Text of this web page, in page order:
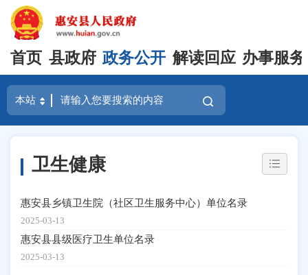
首页 县政府 政务公开 解读回应 办事服务
卫生健康
惠安县乡镇卫生院（社区卫生服务中心）单位名录
2025-03-13
惠安县县级医疗卫生单位名录
2025-03-13